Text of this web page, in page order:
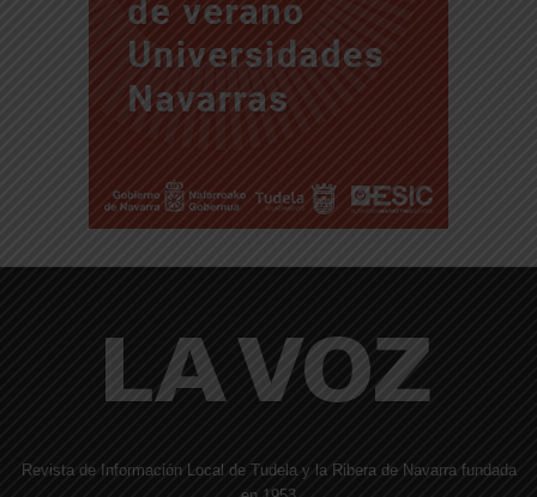
Revista de Información Local de Tudela y la Ribera de Navarra fundada